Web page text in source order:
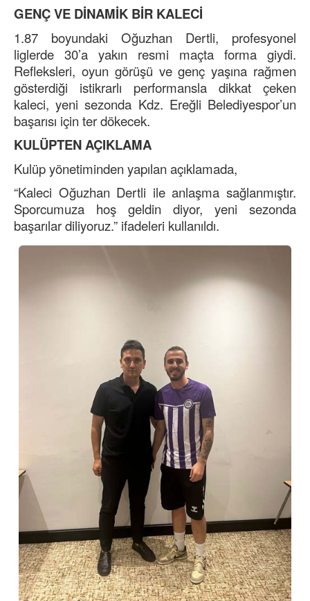
GENÇ VE DİNAMİK BİR KALECİ
1.87 boyundaki Oğuzhan Dertli, profesyonel
liglerde 30’a yakın resmi maçta forma giydi.
Refleksleri, oyun görüşü ve genç yaşına rağmen
gösterdiği istikrarlı performansla dikkat çeken
kaleci, yeni sezonda Kdz. Ereğli Belediyespor’un
başarısı için ter dökecek.
KULÜPTEN AÇIKLAMA
Kulüp yönetiminden yapılan açıklamada,
“Kaleci Oğuzhan Dertli ile anlaşma sağlanmıştır.
Sporcumuza hoş geldin diyor, yeni sezonda
başarılar diliyoruz.” ifadeleri kullanıldı.